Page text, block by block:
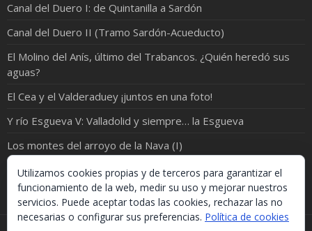
Canal del Duero I: de Quintanilla a Sardón
Canal del Duero II (Tramo Sardón-Acueducto)
El Molino del Anís, último del Trabancos. ¿Quién heredó sus
aguas?
El Cea y el Valderaduey ¡juntos en una foto!
Y río Esgueva V: Valladolid y siempre… la Esgueva
Los montes del arroyo de la Nava (I)
Riosvueltos (I): Hacia el encuentro de Yeltes y Huebra
Utilizamos cookies propias y de terceros para garantizar el
funcionamiento de la web, medir su uso y mejorar nuestros
servicios. Puede aceptar todas las cookies, rechazar las no
necesarias o configurar sus preferencias. Política de cookies